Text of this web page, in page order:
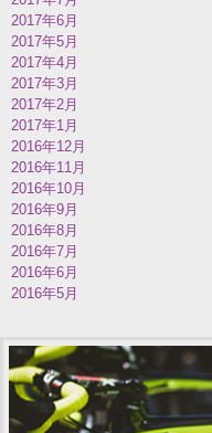
2017年6月
2017年5月
2017年4月
2017年3月
2017年2月
2017年1月
2016年12月
2016年11月
2016年10月
2016年9月
2016年8月
2016年7月
2016年6月
2016年5月